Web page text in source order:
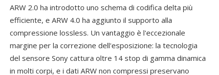
ARW 2.0 ha introdotto uno schema di codifica delta più
efficiente, e ARW 4.0 ha aggiunto il supporto alla
compressione lossless. Un vantaggio è l'eccezionale
margine per la correzione dell'esposizione: la tecnologia
del sensore Sony cattura oltre 14 stop di gamma dinamica
in molti corpi, e i dati ARW non compressi preservano